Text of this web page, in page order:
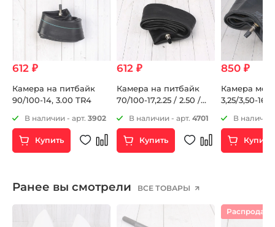
612 ₽
Камера на питбайк
90/100-14, 3.00 TR4
В наличии - арт. 3902
Купить
612 ₽
Камера на питбайк
70/100-17,2.25 / 2.50 /
В наличии - арт. 4701
Купить
850 ₽
Камера мото
3,25/3,50-16
В наличии
Купить
Ранее вы смотрели ВСЕ ТОВАРЫ
Распродажа